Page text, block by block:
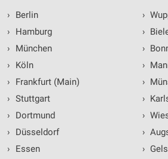
›
Berlin
›
Hamburg
›
München
›
Köln
›
Frankfurt (Main)
› Stuttgart
›
Dortmund
›
Düsseldorf
›
Essen
›
›
›
›
›
›
›
›
›